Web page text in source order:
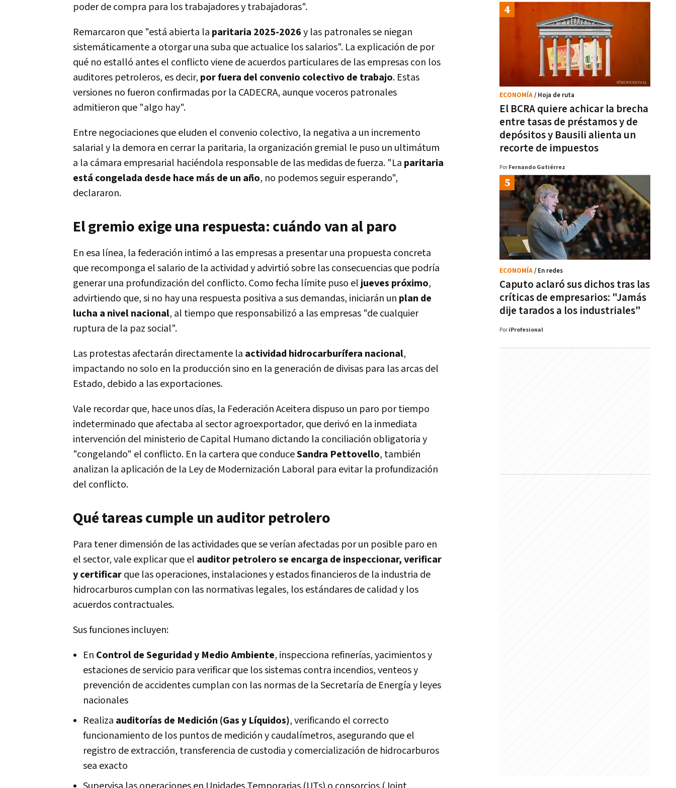
poder de compra para los trabajadores y trabajadoras".
Remarcaron que "está abierta la paritaria 2025-2026y las patronales se niegan
sistemáticamente a otorgar una suba que actualice los salarios". La explicación de por
qué no estalló antes el conflicto viene de acuerdos particulares de las empresas con los
auditores petroleros, es decir, por fuera del convenio colectivo de trabajo. Estas
versiones no fueron confirmadas por la CADECRA, aunque voceros patronales
admitieron que "algo hay".
Entre negociaciones que eluden el convenio colectivo, la negativa a un incremento
salarial y la demora en cerrar la paritaria, la organización gremial le puso un ultimátum
a la cámara empresarial haciéndola responsable de las medidas de fuerza. "La paritaria
está congelada desde hace más de un año, no podemos seguir esperando",
declararon.
El gremio exige una respuesta: cuándo van al paro
En esa línea, la federación intimó a las empresas a presentar una propuesta concreta
que recomponga el salario de la actividad y advirtió sobre las consecuencias que podría
generar una profundización del conflicto. Como fecha límite puso el jueves próximo,
advirtiendo que, si no hay una respuesta positiva a sus demandas, iniciarán un plan de
lucha a nivel nacional, al tiempo que responsabilizó a las empresas "de cualquier
ruptura de la paz social".
Las protestas afectarán directamente la actividad hidrocarburífera nacional,
impactando no solo en la producción sino en la generación de divisas para las arcas del
Estado, debido a las exportaciones.
Vale recordar que, hace unos días, la Federación Aceitera dispuso un paro por tiempo
indeterminado que afectaba al sector agroexportador, que derivó en la inmediata
intervención del ministerio de Capital Humano dictando la conciliación obligatoria y
"congelando" el conflicto. En la cartera que conduceSandra Pettovello, también
analizan la aplicación de la Ley de Modernización Laboral para evitar la profundización
del conflicto.
Qué tareas cumple un auditor petrolero
Para tener dimensión de las actividades que se verían afectadas por un posible paro en
el sector, vale explicar que el auditor petrolero se encarga de inspeccionar, verificar
y certificarque las operaciones, instalaciones y estados financieros de la industria de
hidrocarburos cumplan con las normativas legales, los estándares de calidad y los
acuerdos contractuales.
Sus funciones incluyen:
En Control de Seguridad y Medio Ambiente, inspecciona refinerías, yacimientos y
estaciones de servicio para verificar que los sistemas contra incendios, venteos y
prevención de accidentes cumplan con las normas de la Secretaría de Energía y leyes
nacionales
Realiza auditorías de Medición (Gas y Líquidos), verificando el correcto
funcionamiento de los puntos de medición y caudalímetros, asegurando que el
registro de extracción, transferencia de custodia y comercialización de hidrocarburos
sea exacto
El BCRA quiere achicar la brecha
entre tasas de préstamos y de
depósitos y Bausili alienta un
recorte de impuestos
ECONOMÍA/ Hoja de ruta
Por Fernando Gutiérrez
Caputo aclaró sus dichos tras las
críticas de empresarios: "Jamás
dije tarados a los industriales"
ECONOMÍA/ En redes
Por iProfesional